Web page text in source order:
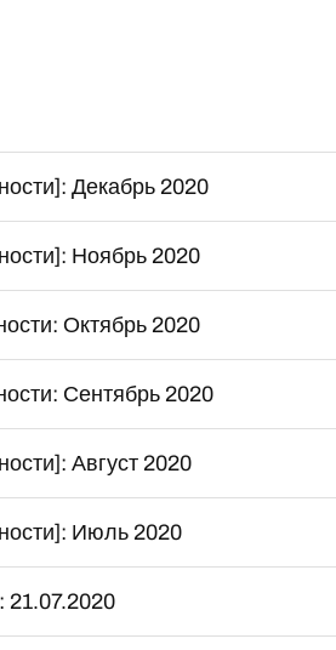
Декабрь 2020
Ноябрь 2020
Октябрь 2020
Сентябрь 2020
Август 2020
Июль 2020
21.07.2020